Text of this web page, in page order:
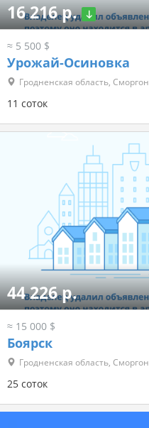
16 216 р.
≈ 5 500 $
Урожай-Осиновка
Гродненская область,
11 соток
44 226 р.
≈ 15 000 $
Боярск
Гродненская область,
25 соток